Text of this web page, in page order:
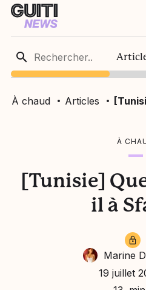
À chaud Articles
À
[Tunisie]
il à
Marine
19 juillet